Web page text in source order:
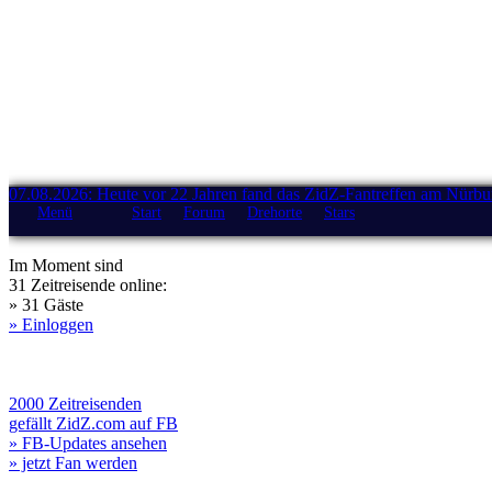
07.08.2026: Heute vor 22 Jahren fand das ZidZ-Fantreffen am
Menü Start Forum Drehorte Stars
Im Moment sind
31 Zeitreisende online:
» 31 Gäste
» Einloggen
2000 Zeitreisenden
gefällt ZidZ.com auf FB
» FB-Updates ansehen
» jetzt Fan werden